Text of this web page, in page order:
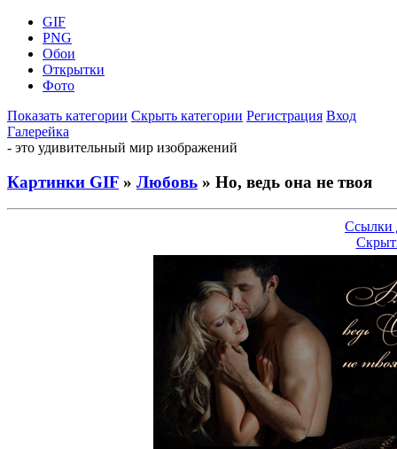
GIF
PNG
Обои
Открытки
Фото
Показать категории Скрыть категории Регистрация Вход
Галерейка
- это удивительный мир изображений
Картинки GIF » Любовь » Но, ведь она не твоя
Ссылки